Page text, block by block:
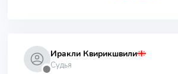
⬤
Иракли Квирикшвили
Судья